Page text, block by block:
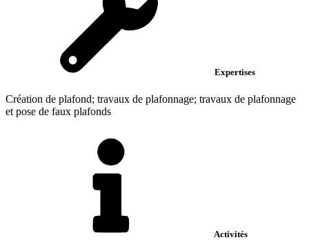
Expertises
Création de plafond; travaux de plafonnage; travaux de plafonnage
et pose de faux plafonds
Activités